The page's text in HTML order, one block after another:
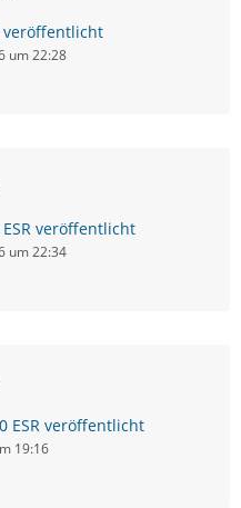
veröffentlicht
um 22:28
veröffentlicht
um 22:34
ESR veröffentlicht
19:16